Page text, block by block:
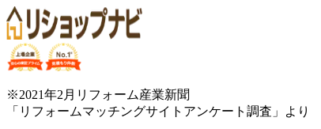
※2021年2月リフォーム産業新聞
「リフォームマッチングサイトアンケート調査」より